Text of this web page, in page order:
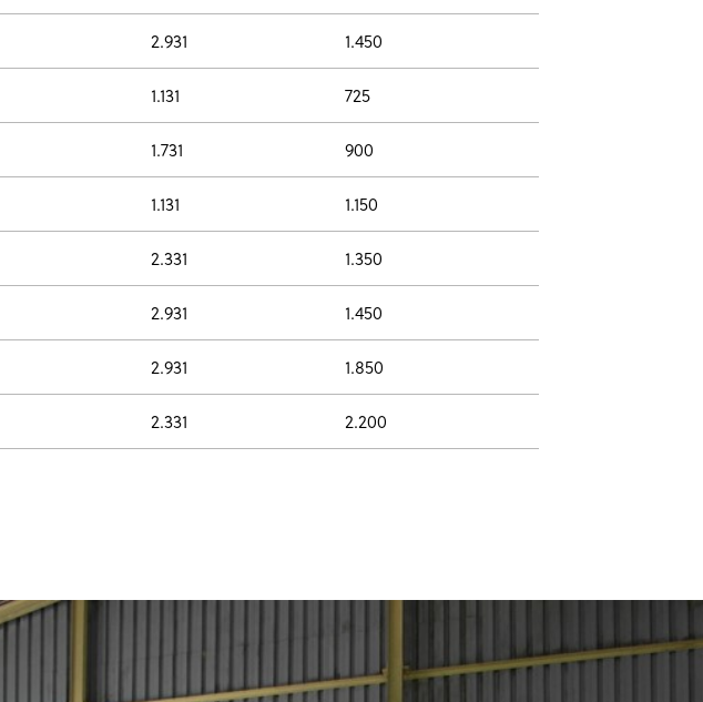
2.931 1.450
1.131 725
1.731 900
1.131 1.150
2.331 1.350
2.931 1.450
2.931 1.850
2.331 2.200